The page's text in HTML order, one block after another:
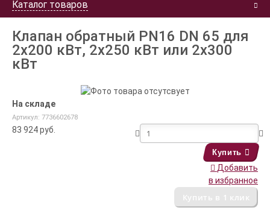
Каталог товаров
Клапан обратный PN16 DN 65 для
2x200 кВт, 2x250 кВт или 2x300
кВт
На складе
Артикул: 7736602678
83 924руб.
Купить
Добавить
в избранное